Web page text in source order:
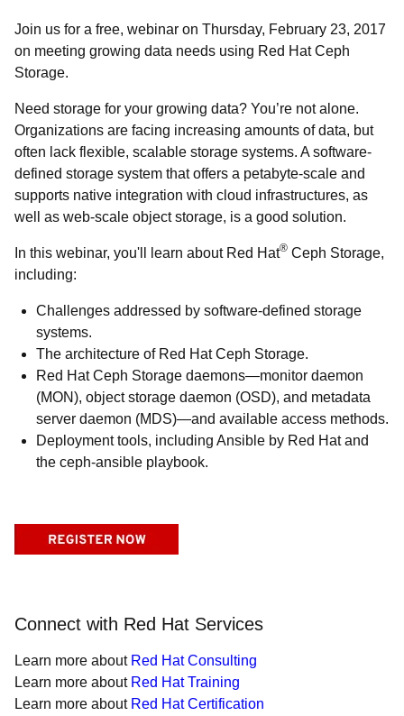
Join us for a free, webinar on Thursday, February 23, 2017
on meeting growing data needs using Red Hat Ceph
Storage.
Need storage for your growing data? You’re not alone.
Organizations are facing increasing amounts of data, but
often lack flexible, scalable storage systems. A software-
defined storage system that offers a petabyte-scale and
supports native integration with cloud infrastructures, as
well as web-scale object storage, is a good solution.
In this webinar, you'll learn about Red Hat® Ceph Storage,
including:
Challenges addressed by software-defined storage
systems.
The architecture of Red Hat Ceph Storage.
Red Hat Ceph Storage daemons—monitor daemon
(MON), object storage daemon (OSD), and metadata
server daemon (MDS)—and available access methods.
Deployment tools, including Ansible by Red Hat and
the ceph-ansible playbook.
Connect with Red Hat Services
Learn more about Red Hat Consulting
Learn more about Red Hat Training
Learn more about Red Hat Certification